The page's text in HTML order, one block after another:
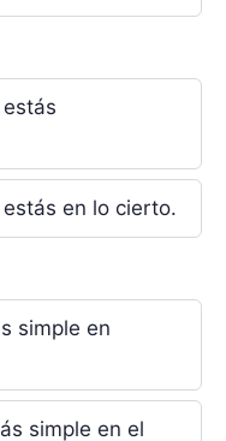
en lo cierto.
simple en
simple en el